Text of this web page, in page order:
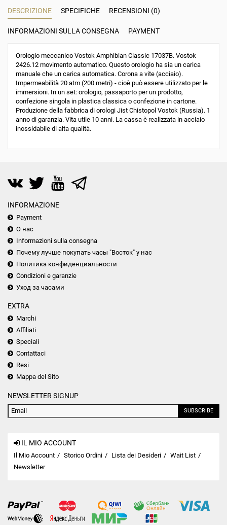
DESCRIZIONE SPECIFICHE RECENSIONI (0)
INFORMAZIONI SULLA CONSEGNA PAYMENT
Orologio meccanico Vostok Amphibian Classic 17037B. Vostok
2426.12 movimento automatico. Questo orologio ha sia un carica
manuale che un carica automatica. Corona a vite (acciaio).
Impermeabilità 20 atm (200 metri) - cioè può essere utilizzato per le
immersioni. In un set: orologio, passaporto per un prodotto,
confezione singola in plastica classica o confezione in cartone.
Produzione della fabbrica di orologi Jist Chistopol Vostok (Russia). 1
anno di garanzia. Vita utile 10 anni. La cassa è realizzata in acciaio
inossidabile di alta qualità.
INFORMAZIONE
Payment
О нас
Informazioni sulla consegna
Почему лучше покупать часы "Восток" у нас
Политика конфиденциальности
Condizioni e garanzie
Уход за часами
EXTRA
Marchi
Affiliati
Speciali
Contattaci
Resi
Mappa del Sito
NEWSLETTER SIGNUP
SUBSCRIBE
IL MIO ACCOUNT
Il Mio Account Storico Ordini Lista dei Desideri
Wait List
Newsletter